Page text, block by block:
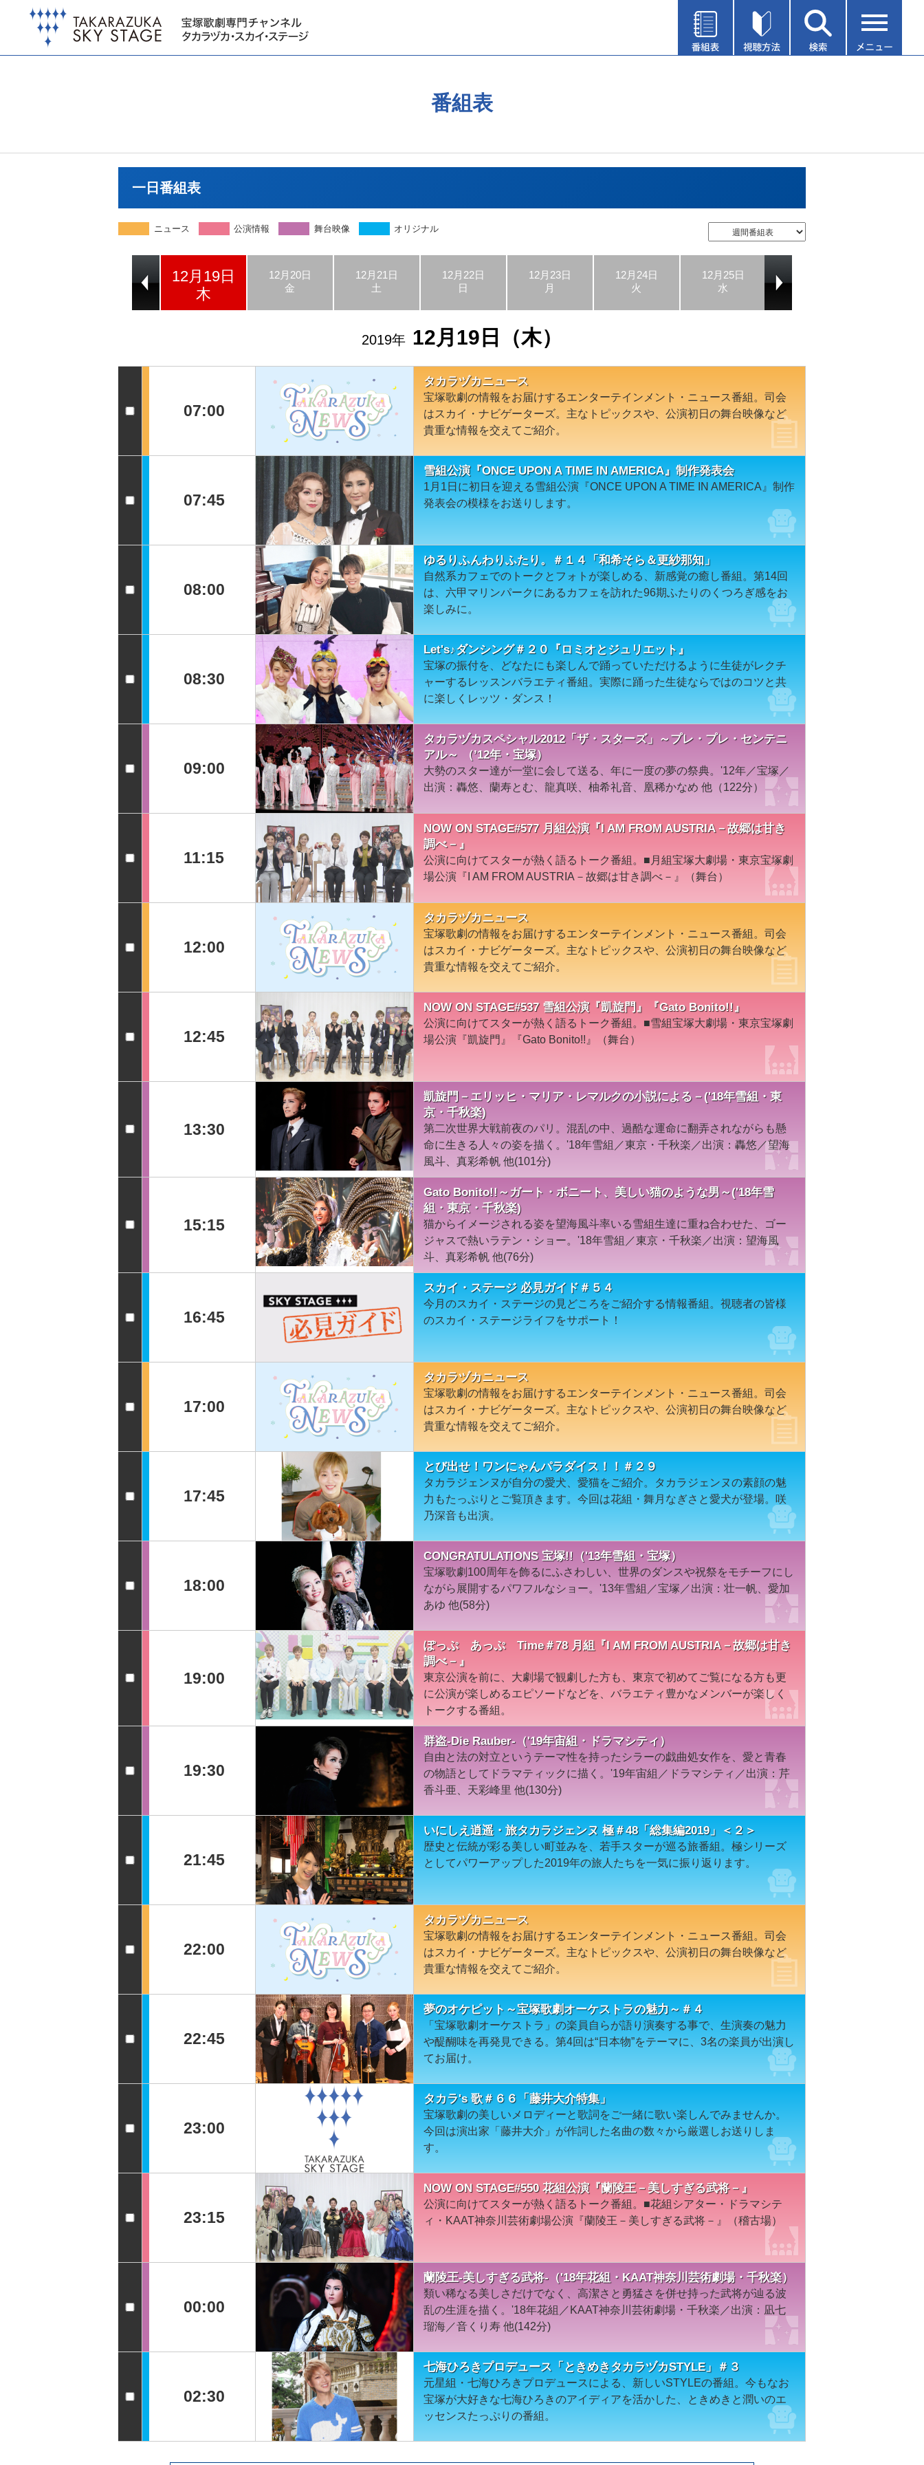
番組表
一日番組表
ニュース 公演情報 舞台映像 オリジナル
12月19日
木
12月20日
金
12月21日
土
12月22日
日
12月23日
月
12月24日
火
12月25日
水
2019年 12月19日（木）
07:00
タカラヅカニュース
宝塚歌劇の情報をお届けするエンターテインメント・ニュース番組。司会
はスカイ・ナビゲーターズ。主なトピックスや、公演初日の舞台映像など
貴重な情報を交えてご紹介。
07:45
雪組公演『ONCE UPON A TIME IN AMERICA』制作発表会
1月1日に初日を迎える雪組公演『ONCE UPON A TIME IN AMERICA』制作
発表会の模様をお送りします。
08:00
ゆるりふんわりふたり。＃１４「和希そら＆更紗那知」
自然系カフェでのトークとフォトが楽しめる、新感覚の癒し番組。第14回
は、六甲マリンパークにあるカフェを訪れた96期ふたりのくつろぎ感をお
楽しみに。
08:30
Let's♪ダンシング＃２０『ロミオとジュリエット』
宝塚の振付を、どなたにも楽しんで踊っていただけるように生徒がレクチ
ャーするレッスンバラエティ番組。実際に踊った生徒ならではのコツと共
に楽しくレッツ・ダンス！
09:00
タカラヅカスペシャル2012「ザ・スターズ」～プレ・プレ・センテニ
アル～ （’12年・宝塚）
大勢のスター達が一堂に会して送る、年に一度の夢の祭典。'12年／宝塚／
出演：轟悠、蘭寿とむ、龍真咲、柚希礼音、凰稀かなめ 他（122分）
11:15
NOW ON STAGE#577 月組公演『I AM FROM AUSTRIA－故郷は甘き
調べ－』
公演に向けてスターが熱く語るトーク番組。■月組宝塚大劇場・東京宝塚劇
場公演『I AM FROM AUSTRIA－故郷は甘き調べ－』（舞台）
12:00
タカラヅカニュース
宝塚歌劇の情報をお届けするエンターテインメント・ニュース番組。司会
はスカイ・ナビゲーターズ。主なトピックスや、公演初日の舞台映像など
貴重な情報を交えてご紹介。
12:45
NOW ON STAGE#537 雪組公演『凱旋門』『Gato Bonito!!』
公演に向けてスターが熱く語るトーク番組。■雪組宝塚大劇場・東京宝塚劇
場公演『凱旋門』『Gato Bonito!!』（舞台）
13:30
凱旋門－エリッヒ・マリア・レマルクの小説による－('18年雪組・東
京・千秋楽)
第二次世界大戦前夜のパリ。混乱の中、過酷な運命に翻弄されながらも懸
命に生きる人々の姿を描く。'18年雪組／東京・千秋楽／出演：轟悠／望海
風斗、真彩希帆 他(101分)
15:15
Gato Bonito!!～ガート・ボニート、美しい猫のような男～('18年雪
組・東京・千秋楽)
猫からイメージされる姿を望海風斗率いる雪組生達に重ね合わせた、ゴー
ジャスで熱いラテン・ショー。'18年雪組／東京・千秋楽／出演：望海風
斗、真彩希帆 他(76分)
16:45
スカイ・ステージ 必見ガイド＃５４
今月のスカイ・ステージの見どころをご紹介する情報番組。視聴者の皆様
のスカイ・ステージライフをサポート！
17:00
タカラヅカニュース
宝塚歌劇の情報をお届けするエンターテインメント・ニュース番組。司会
はスカイ・ナビゲーターズ。主なトピックスや、公演初日の舞台映像など
貴重な情報を交えてご紹介。
17:45
とび出せ！ワンにゃんパラダイス！！＃２９
タカラジェンヌが自分の愛犬、愛猫をご紹介。タカラジェンヌの素顔の魅
力もたっぷりとご覧頂きます。今回は花組・舞月なぎさと愛犬が登場。咲
乃深音も出演。
18:00
CONGRATULATIONS 宝塚!!（'13年雪組・宝塚）
宝塚歌劇100周年を飾るにふさわしい、世界のダンスや祝祭をモチーフにし
ながら展開するパワフルなショー。'13年雪組／宝塚／出演：壮一帆、愛加
あゆ 他(58分)
19:00
ぽっぷ あっぷ Time＃78 月組『I AM FROM AUSTRIA－故郷は甘き
調べ－』
東京公演を前に、大劇場で観劇した方も、東京で初めてご覧になる方も更
に公演が楽しめるエピソードなどを、バラエティ豊かなメンバーが楽しく
トークする番組。
19:30
群盗-Die Rauber-（'19年宙組・ドラマシティ）
自由と法の対立というテーマ性を持ったシラーの戯曲処女作を、愛と青春
の物語としてドラマティックに描く。'19年宙組／ドラマシティ／出演：芹
香斗亜、天彩峰里 他(130分)
21:45
いにしえ逍遥・旅タカラジェンヌ 極＃48「総集編2019」＜２＞
歴史と伝統が彩る美しい町並みを、若手スターが巡る旅番組。極シリーズ
としてパワーアップした2019年の旅人たちを一気に振り返ります。
22:00
タカラヅカニュース
宝塚歌劇の情報をお届けするエンターテインメント・ニュース番組。司会
はスカイ・ナビゲーターズ。主なトピックスや、公演初日の舞台映像など
貴重な情報を交えてご紹介。
22:45
夢のオケピット～宝塚歌劇オーケストラの魅力～＃４
「宝塚歌劇オーケストラ」の楽員自らが語り演奏する事で、生演奏の魅力
や醍醐味を再発見できる。第4回は“日本物”をテーマに、3名の楽員が出演し
てお届け。
23:00
タカラ's 歌＃６６「藤井大介特集」
宝塚歌劇の美しいメロディーと歌詞をご一緒に歌い楽しんでみませんか。
今回は演出家「藤井大介」が作詞した名曲の数々から厳選しお送りしま
す。
23:15
NOW ON STAGE#550 花組公演『蘭陵王－美しすぎる武将－』
公演に向けてスターが熱く語るトーク番組。■花組シアター・ドラマシテ
ィ・KAAT神奈川芸術劇場公演『蘭陵王－美しすぎる武将－』（稽古場）
00:00
蘭陵王-美しすぎる武将-（'18年花組・KAAT神奈川芸術劇場・千秋楽）
類い稀なる美しさだけでなく、高潔さと勇猛さを併せ持った武将が辿る波
乱の生涯を描く。'18年花組／KAAT神奈川芸術劇場・千秋楽／出演：凪七
瑠海／音くり寿 他(142分)
02:30
七海ひろきプロデュース「ときめきタカラヅカSTYLE」＃３
元星組・七海ひろきプロデュースによる、新しいSTYLEの番組。今もなお
宝塚が大好きな七海ひろきのアイディアを活かした、ときめきと潤いのエ
ッセンスたっぷりの番組。